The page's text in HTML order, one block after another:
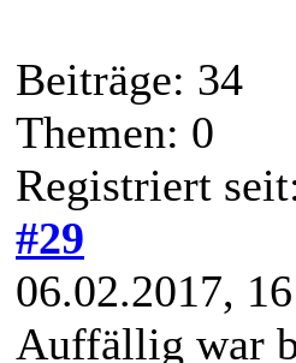
Beiträge: 34
Themen: 0
Registriert
#29
06.02.2017,
Auffällig war